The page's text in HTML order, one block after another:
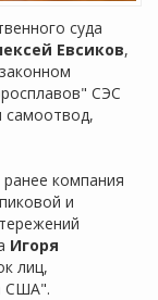
суда
Евсиков,
СЭС
самоотвод,
компания
и
Игоря
лиц,
США".